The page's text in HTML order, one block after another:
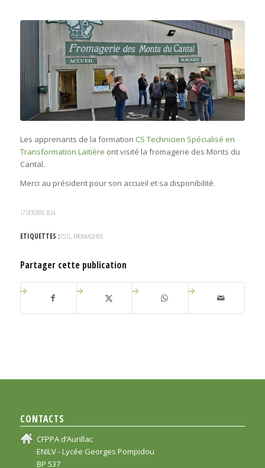
Les apprenants de la formation CS Technicien Spécialisé en
Transformation Laitière ont visité la fromagerie des Monts du
Cantal.
Merci au président pour son accueil et sa disponibilité.
17 OCTOBRE 2024
ETIQUETTES :CSTL,FROMAGERIE
Partager cette publication
CONTACTS
CFPPA d’Aurillac
ENILV - Lycée Georges Pompidou
BP 537